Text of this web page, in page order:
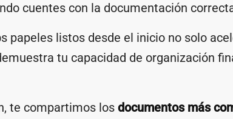
cuentes con la documentación
papeles listos desde el inicio no solo
tu capacidad de organización
te compartimos los documentos más